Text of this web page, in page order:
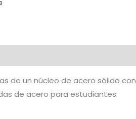
de un núcleo de acero sólido con
de acero para estudiantes.